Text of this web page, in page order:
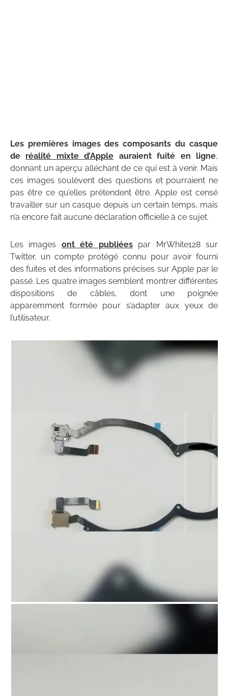
Les premières images des composants du casque
de réalité mixte d’Apple auraient fuité en ligne,
donnant un aperçu alléchant de ce qui est à venir. Mais
ces images soulèvent des questions et pourraient ne
pas être ce qu’elles prétendent être. Apple est censé
travailler sur un casque depuis un certain temps, mais
n’a encore fait aucune déclaration officielle à ce sujet.
Les images ont été publiéespar MrWhite128 sur
Twitter, un compte protégé connu pour avoir fourni
des fuites et des informations précises sur Apple par le
passé. Les quatre images semblent montrer différentes
dispositions de câbles, dont une poignée
apparemment formée pour s’adapter aux yeux de
l’utilisateur.